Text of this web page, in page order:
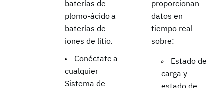
baterías de
plomo-ácido a
baterías de
iones de litio.
Conéctate a
cualquier
Sistema de
proporcionan
datos en
tiempo real
sobre:
Estado de
carga y
estado de